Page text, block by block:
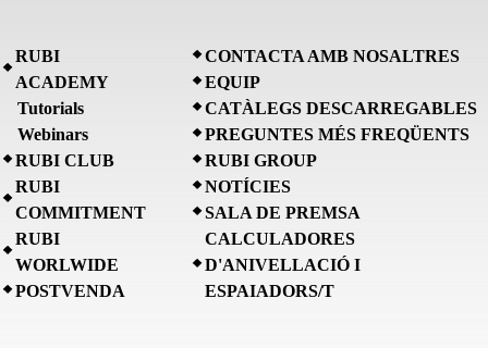
RUBI
ACADEMY
Tutorials
Webinars
RUBI CLUB
RUBI
COMMITMENT
RUBI
WORLWIDE
POSTVENDA
CONTACTA AMB NOSALTRES
EQUIP
CATÀLEGS DESCARREGABLES
PREGUNTES MÉS FREQÜENTS
RUBI GROUP
NOTÍCIES
SALA DE PREMSA
CALCULADORES
D'ANIVELLACIÓ I
ESPAIADORS/T